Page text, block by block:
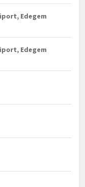
Edegem
Edegem